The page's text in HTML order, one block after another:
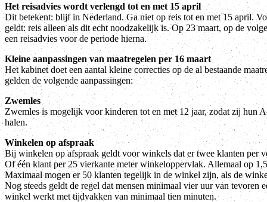
Het reisadvies wordt verlengd tot en met 15 april
Dit betekent: blijf in Nederland. Ga niet op reis tot en met 15 april.
geldt: reis alleen als dit echt noodzakelijk is. Op 23 maart, op de
een reisadvies voor de periode hierna.
Kleine aanpassingen van maatregelen per 16 maart
Het kabinet doet een aantal kleine correcties op de al bestaande
gelden de volgende aanpassingen:
Zwemles
Zwemles is mogelijk voor kinderen tot en met 12 jaar, zodat zij hun
halen.
Winkelen op afspraak
Bij winkelen op afspraak geldt voor winkels dat er twee klanten per
Of één klant per 25 vierkante meter winkeloppervlak. Allemaal op
Maximaal mogen er 50 klanten tegelijk in de winkel zijn, als de
Nog steeds geldt de regel dat mensen minimaal vier uur van tevoren
winkel werkt met tijdvakken van minimaal tien minuten.